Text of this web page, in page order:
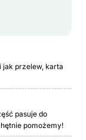
jak przelew, karta
pasuje do
pomożemy!